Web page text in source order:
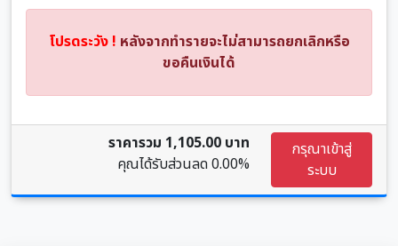
โปรดระวัง ! หลังจากทำรายจะไม่สามารถยกเลิกหรือ
ขอคืนเงินได้
ราคารวม 1,105.00 บาท
คุณได้รับส่วนลด0.00%
กรุณาเข้าสู่
ระบบ